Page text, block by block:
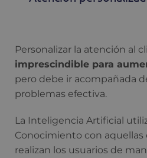
Personalizar la atención al
imprescindible para
pero debe ir acompañada
problemas efectiva.
La Inteligencia Artificial
Conocimiento con
realizan los usuarios de